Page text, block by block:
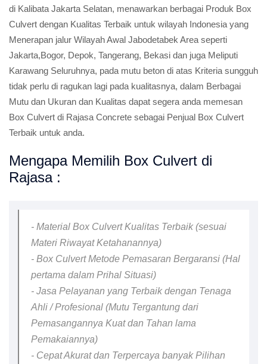
di Kalibata Jakarta Selatan, menawarkan berbagai Produk Box
Culvert dengan Kualitas Terbaik untuk wilayah Indonesia yang
Menerapan jalur Wilayah Awal Jabodetabek Area seperti
Jakarta,Bogor, Depok, Tangerang, Bekasi dan juga Meliputi
Karawang Seluruhnya, pada mutu beton di atas Kriteria sungguh
tidak perlu di ragukan lagi pada kualitasnya, dalam Berbagai
Mutu dan Ukuran dan Kualitas dapat segera anda memesan
Box Culvert di Rajasa Concrete sebagai Penjual Box Culvert
Terbaik untuk anda.
Mengapa Memilih Box Culvert di
Rajasa :
- Material Box Culvert Kualitas Terbaik (sesuai
Materi Riwayat Ketahanannya)
- Box Culvert Metode Pemasaran Bergaransi (Hal
pertama dalam Prihal Situasi)
- Jasa Pelayanan yang Terbaik dengan Tenaga
Ahli / Profesional (Mutu Tergantung dari
Pemasangannya Kuat dan Tahan lama
Pemakaiannya)
- Cepat Akurat dan Terpercaya banyak Pilihan